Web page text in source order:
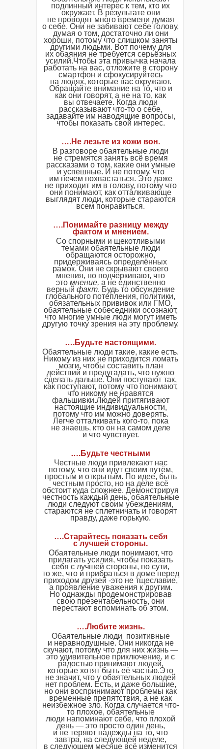
подлинный интерес к тем, кто их
окружает. В результате они
не проводят много времени думая
о себе. Они не забивают себе голову,
думая о том, достаточно ли они
хороши, потому что слишком заняты
другими людьми. Вот почему для
их обаяния не требуется серьёзных
усилий.Чтобы эта привычка начала
работать на вас, отложите в сторону
смартфон и сфокусируйтесь
на людях, которые вас окружают.
Обращайте внимание на то, что и
как они говорят, а не на то, как
вы отвечаете. Когда люди
рассказывают что-то о себе,
задавайте им наводящие вопросы,
чтобы показать свой интерес.
….Не лезьте из кожи вон.
В разговоре обаятельные люди
не стремятся занять всё время
рассказами о том, какие они умные
и успешные. И не потому, что
им нечем похвастаться. Это даже
не приходит им в голову, потому что
они понимают, как отталкивающе
выглядят люди, которые стараются
всем понравиться.
….Понимайте разницу между
фактом и мнением.
Со спорными и щекотливыми
темами обаятельные люди
обращаются осторожно,
придерживаясь определённых
рамок. Они не скрывают своего
мнения, но подчёркивают, что
это мнение, а не единственно
верный факт. Будь то обсуждение
глобального потепления, политики,
обязательных прививок или ГМО,
обаятельные собеседники осознают,
что многие умные люди могут иметь
другую точку зрения на эту проблему.
….Будьте настоящими.
Обаятельные люди такие, какие есть.
Никому из них не приходится ломать
мозги, чтобы составить план
действий и предугадать, что нужно
сделать дальше. Они поступают так,
как поступают, потому что понимают,
что никому не нравятся
фальшивки.Людей притягивают
настоящие индивидуальности,
потому что им можно доверять.
Легче отталкивать кого-то, пока
не знаешь, кто он на самом деле
и что чувствует.
….Будьте честными
Честные люди привлекают нас
потому, что они идут своим путём,
простым и открытым. По идее, быть
честным просто, но на деле всё
обстоит куда сложнее. Демонстрируя
честность каждый день, обаятельные
люди следуют своим убеждениям,
стараются не сплетничать и говорят
правду, даже горькую.
….Старайтесь показать себя
с лучшей стороны.
Обаятельные люди понимают, что
прилагать усилия, чтобы показать
себя с лучшей стороны, по сути,
то же, что и прибраться в доме перед
приходом друзей -это не тщеславие,
а проявление уважения к другим.
Но однажды продемонстрировав
свою презентабельность, они
перестают вспоминать об этом.
….Любите жизнь.
Обаятельные люди позитивные
и неравнодушные. Они никогда не
скучают, потому что для них жизнь —
это удивительное приключение, и с
радостью принимают людей,
которые хотят быть её частью.Это
не значит, что у обаятельных людей
нет проблем. Есть, и даже большие,
но они воспринимают проблемы как
временные препятствия, а не как
неизбежное зло. Когда случается что-
то плохое, обаятельные
люди напоминают себе, что плохой
день — это просто один день,
и не теряют надежды на то, что
завтра, на следующей неделе,
в следующем месяце всё изменится